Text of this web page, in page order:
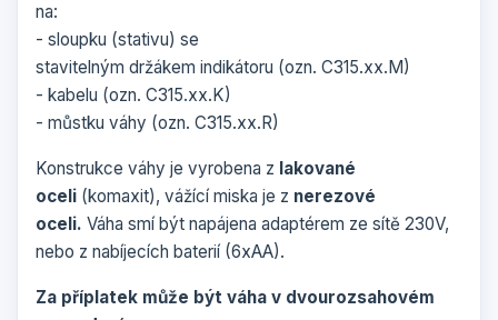
na:
- sloupku (stativu) se
stavitelným držákem indikátoru (ozn. C315.xx.M)
- kabelu (ozn. C315.xx.K)
- můstku váhy (ozn. C315.xx.R)
Konstrukce váhy je vyrobena z lakované
oceli (komaxit), vážící miska je z nerezové
oceli. Váha smí být napájena adaptérem ze sítě 230V,
nebo z nabíjecích baterií (6xAA).
Za příplatek může být váha v dvourozsahovém